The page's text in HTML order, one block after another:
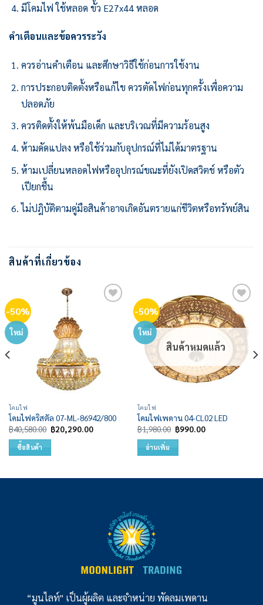
มีโคมไฟ ใช้หลอด ขั้ว E27x44 หลอด
คำเตือนและข้อควรระวัง
ควรอ่านคำเตือน และศึกษาวิธีใช้ก่อนการใช้งาน
การประกอบติดตั้งหรือแก้ไข ควรตัดไฟก่อนทุกครั้งเพื่อความ
ปลอดภัย
ควรติดตั้งให้พ้นมือเด็ก และบริเวณที่มีความร้อนสูง
ห้ามดัดแปลง หรือใช้ร่วมกับอุปกรณ์ที่ไม่ได้มาตรฐาน
ห้ามเปลี่ยนหลอดไฟหรืออุปกรณ์ขณะที่ยังเปิดสวิตช์ หรือตัว
เปียกชื้น
ไม่ปฎิบัติตามคู่มือสินค้าอาจเกิดอันตรายแก่ชีวิตหรือทรัพย์สิน
สินค้าที่เกี่ยวข้อง
-50%
ใหม่
โคมไฟ
โคมไฟคริสตัล 07-ML-86942/800
฿40,580.00 Original
price
฿20,290.00Current
price
ซื้อสินค้า
-50%
ใหม่
Add to
wishlist
สินค้าหมดแล้ว
โคมไฟ
โคมไฟเพดาน 04-CL02 LED
฿1,980.00 Original
price
฿990.00Current
price
อ่านเพิ่ม
“มูนไลท์" เป็นผู้ผลิต และจำหน่าย พัดลมเพดาน